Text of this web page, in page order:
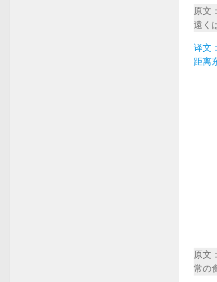
原文
遠く
译文
距离
原文
常の